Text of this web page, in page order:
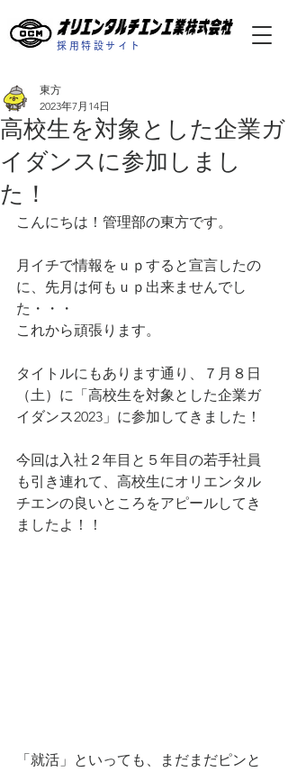
採用特設サイト
高校生を対象とした企業ガ
イダンスに参加しまし
た！
東方
2023年7月14日
こんにちは！管理部の東方です。
月イチで情報をｕｐすると宣言したの
に、先月は何もｕｐ出来ませんでし
た・・・
これから頑張ります。
タイトルにもあります通り、７月８日
（土）に「高校生を対象とした企業ガ
イダンス2023」に参加してきました！
今回は入社２年目と５年目の若手社員
も引き連れて、高校生にオリエンタル
チエンの良いところをアピールしてき
ましたよ！！
「就活」といっても、まだまだピンと